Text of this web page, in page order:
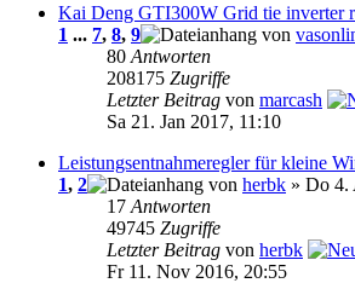
Kai Deng GTI300W Grid tie inverter
1 ... 7, 8, 9 von
80 Antworten
208175 Zugriffe
Letzter Beitrag von marcash
Sa 21. Jan 2017, 11:10
Leistungsentnahmeregler für kleine
1, 2 von herbk » Do 4.
17 Antworten
49745 Zugriffe
Letzter Beitrag von herbk
Fr 11. Nov 2016, 20:55